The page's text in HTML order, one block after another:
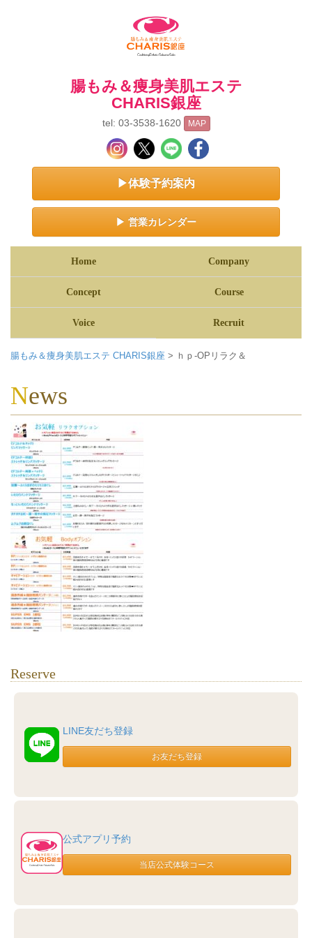
腸もみ＆痩身美肌エステ
CHARIS銀座
tel: 03-3538-1620 MAP
▶体験予約案内
▶ 営業カレンダー
Home Company
Concept Course
Voice Recruit
腸もみ＆痩身美肌エステ CHARIS銀座 > ｈｐ-OPリラク＆
News
Reserve
LINE友だち登録
公式アプリ予約